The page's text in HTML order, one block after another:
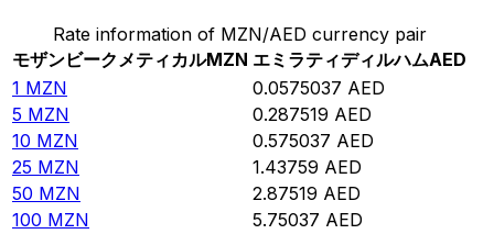
Rate information of MZN/AED currency pair
モザンビークメティカルMZN エミラティディルハムAED
1 MZN 0.0575037 AED
5 MZN 0.287519 AED
10 MZN 0.575037 AED
25 MZN 1.43759 AED
50 MZN 2.87519 AED
100 MZN 5.75037 AED